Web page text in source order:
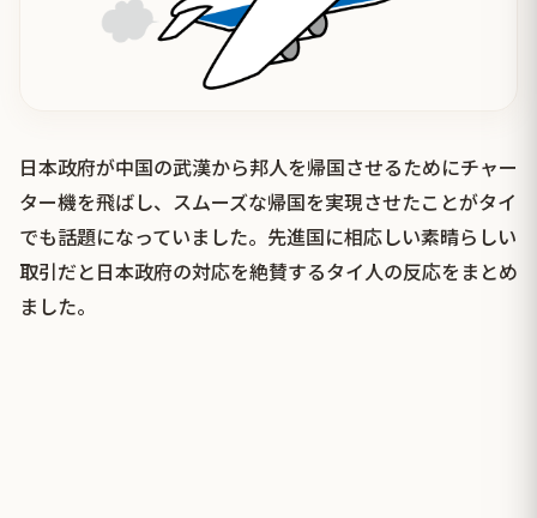
日本政府が中国の武漢から邦人を帰国させるためにチャー
ター機を飛ばし、スムーズな帰国を実現させたことがタイ
でも話題になっていました。先進国に相応しい素晴らしい
取引だと日本政府の対応を絶賛するタイ人の反応をまとめ
ました。